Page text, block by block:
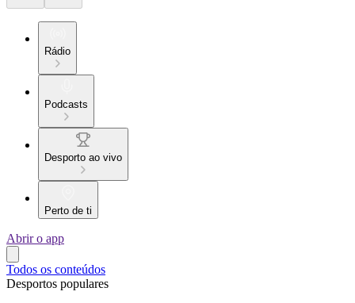
Rádio
Podcasts
Desporto ao vivo
Perto de ti
Abrir o app
Todos os conteúdos
Desportos populares